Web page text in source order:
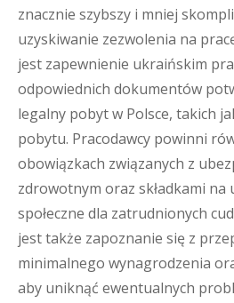
znacznie szybszy i mniej
uzyskiwanie zezwolenia na
jest zapewnienie ukraińskim
odpowiednich dokumentów
legalny pobyt w Polsce, takich
pobytu. Pracodawcy powinni
obowiązkach związanych z
zdrowotnym oraz składkami na
społeczne dla zatrudnionych
jest także zapoznanie się z
minimalnego wynagrodzenia
aby uniknąć ewentualnych